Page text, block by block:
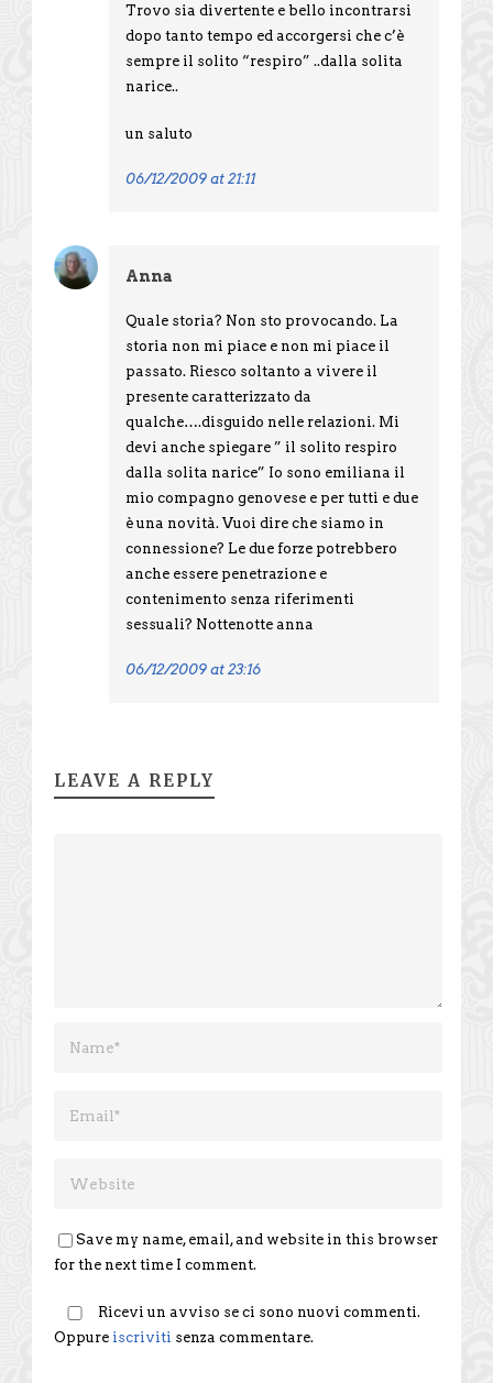
Trovo sia divertente e bello incontrarsi
dopo tanto tempo ed accorgersi che c’è
sempre il solito “respiro” ..dalla solita
narice..
un saluto
06/12/2009 at 21:11
Anna
Quale storia? Non sto provocando. La
storia non mi piace e non mi piace il
passato. Riesco soltanto a vivere il
presente caratterizzato da
qualche….disguido nelle relazioni. Mi
devi anche spiegare ” il solito respiro
dalla solita narice” Io sono emiliana il
mio compagno genovese e per tutti e due
è una novità. Vuoi dire che siamo in
connessione? Le due forze potrebbero
anche essere penetrazione e
contenimento senza riferimenti
sessuali? Nottenotte anna
06/12/2009 at 23:16
LEAVE A REPLY
Save my name, email, and website in this browser
for the next time I comment.
Ricevi un avviso se ci sono nuovi commenti.
Oppure iscriviti senza commentare.